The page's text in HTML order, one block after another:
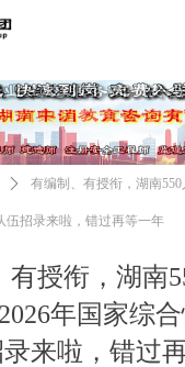
有授衔，湖南
年国家综
来啦，错过
ꄲ 有编制、有授衔，湖南
伍招录来啦，错过再等一年